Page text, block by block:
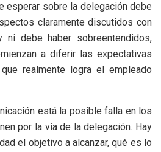
esperar sobre la delegación debe
claramente discutidos con
ni debe haber sobreentendidos,
a diferir las expectativas
realmente logra el empleado
está la posible falla en los
por la vía de la delegación. Hay
el objetivo a alcanzar, qué es lo